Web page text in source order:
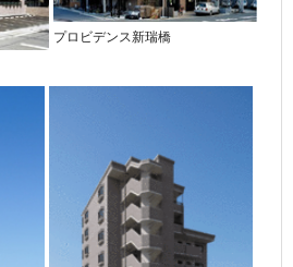
プロビデンス新瑞橋